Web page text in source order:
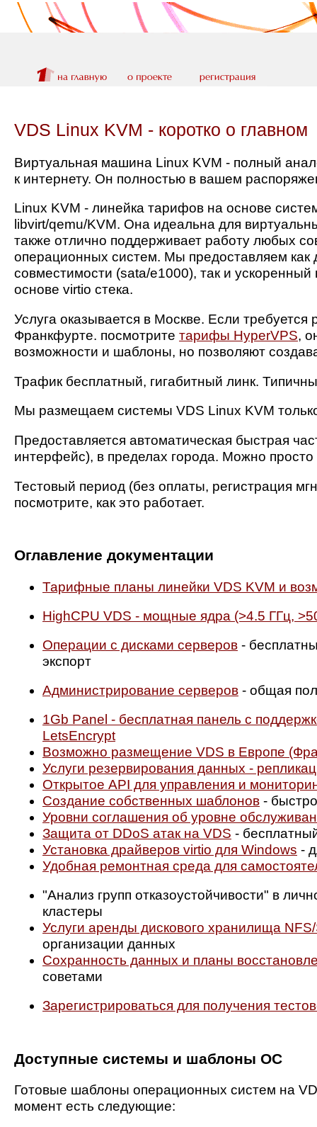
VDS Linux KVM - коротко о главном
Виртуальная машина Linux KVM - полный
к интернету. Он полностью в вашем
Linux KVM - линейка тарифов на основе
libvirt/qemu/KVM. Она идеальна для
также отлично поддерживает работу любых
операционных систем. Мы предоставляем
совместимости (sata/e1000), так и
основе virtio стека.
Услуга оказывается в Москве. Если
Франкфурте. посмотрите тарифы HyperVPS,
возможности и шаблоны, но позволяют
Трафик бесплатный, гигабитный линк.
Мы размещаем системы VDS Linux KVM
Предоставляется автоматическая быстрая
интерфейс), в пределах города. Можно просто
Тестовый период (без оплаты, регистрация
посмотрите, как это работает.
Оглавление документации
Тарифные планы линейки VDS KVM и
HighCPU VDS - мощные ядра (>4.5 ГГц,
Операции с дисками серверов -
экспорт
Администрирование серверов - общая
1Gb Panel - бесплатная панель с
LetsEncrypt
Возможно размещение VDS в Европе
Услуги резервирования данных -
Открытое API для управления и
Создание собственных шаблонов -
Уровни соглашения об уровне
Защита от DDoS атак на VDS -
Установка драйверов virtio для Windows -
Удобная ремонтная среда для
"Анализ групп отказоустойчивости" в
кластеры
Услуги аренды дискового хранилища
организации данных
Сохранность данных и планы
советами
Зарегистрироваться для получения
Доступные системы и шаблоны ОС
Готовые шаблоны операционных систем на
момент есть следующие: